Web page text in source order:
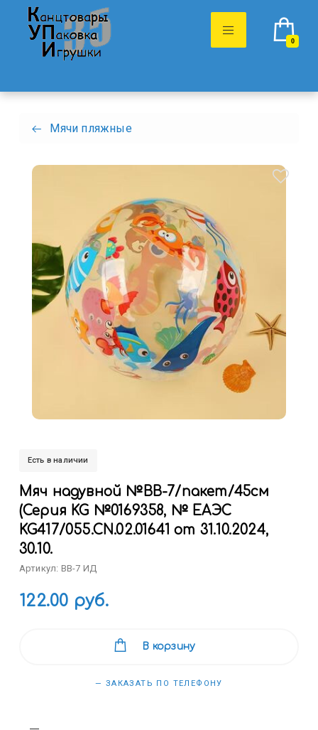
0
Мячи пляжные
Есть в наличии
Мяч надувной №BB-7/пакет/45см
(Серия KG №0169358, № ЕАЭС
KG417/055.CN.02.01641 от 31.10.2024,
30.10.
Артикул: BB-7 ИД
122.00 руб.
В корзину
— ЗАКАЗАТЬ ПО ТЕЛЕФОНУ